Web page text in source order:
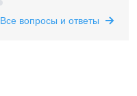
Все вопросы и ответы